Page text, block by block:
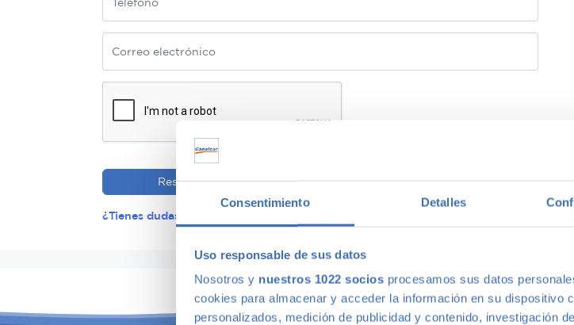
Consentimiento Detalles
Uso responsable de sus datos
Nosotros y nuestros 1022 socios procesamos sus datos
cookies para almacenar y acceder la información en su dispositivo
personalizados, medición de publicidad y contenido, investigación
Reservar
¿Tienes dudas?